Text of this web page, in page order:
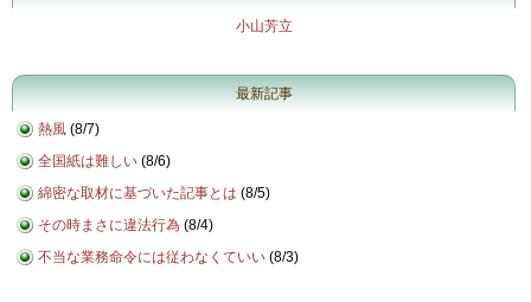
小山芳立
最新記事
熱風 (8/7)
全国紙は難しい (8/6)
綿密な取材に基づいた記事とは (8/5)
その時まさに違法行為 (8/4)
不当な業務命令には従わなくていい (8/3)